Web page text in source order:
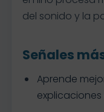
del sonido y la
Señales
Aprende